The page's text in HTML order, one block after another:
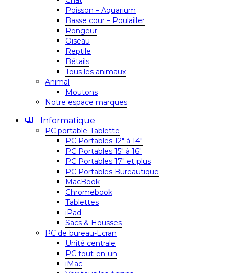
Poisson – Aquarium
Basse cour – Poulailler
Rongeur
Oiseau
Reptile
Bétails
Tous les animaux
Animal
Moutons
Notre espace marques
Informatique
PC portable-Tablette
PC Portables 12″ à 14″
PC Portables 15″ à 16″
PC Portables 17″ et plus
PC Portables Bureautique
MacBook
Chromebook
Tablettes
iPad
Sacs & Housses
PC de bureau-Ecran
Unité centrale
PC tout-en-un
iMac